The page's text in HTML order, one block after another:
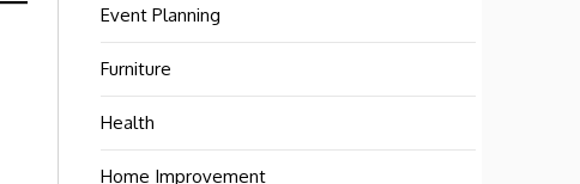
Event Planning
Furniture
Health
Home Improvement